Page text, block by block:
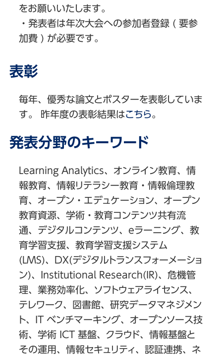
をお願いいたします。
・発表者は年次大会への参加者登録 ( 要参
加費 ) が必要です。
表彰
毎年、優秀な論文とポスターを表彰していま
す。 昨年度の表彰結果はこちら。
発表分野のキーワード
Learning Analytics、オンライン教育、情
報教育、情報リテラシー教育・情報倫理教
育、オープン・エデュケーション、オープン
教育資源、学術・教育コンテンツ共有流
通、デジタルコンテンツ、eラーニング、教
育学習支援、教育学習支援システム
(LMS)、DX(デジタルトランスフォーメーショ
ン)、Institutional Research(IR)、危機管
理、業務効率化、ソフトウェアライセンス、
テレワーク、図書館、研究データマネジメン
ト、IT ベンチマーキング、オープンソース技
術、学術 ICT 基盤、クラウド、情報基盤と
その運用、情報セキュリティ、認証連携、ネ